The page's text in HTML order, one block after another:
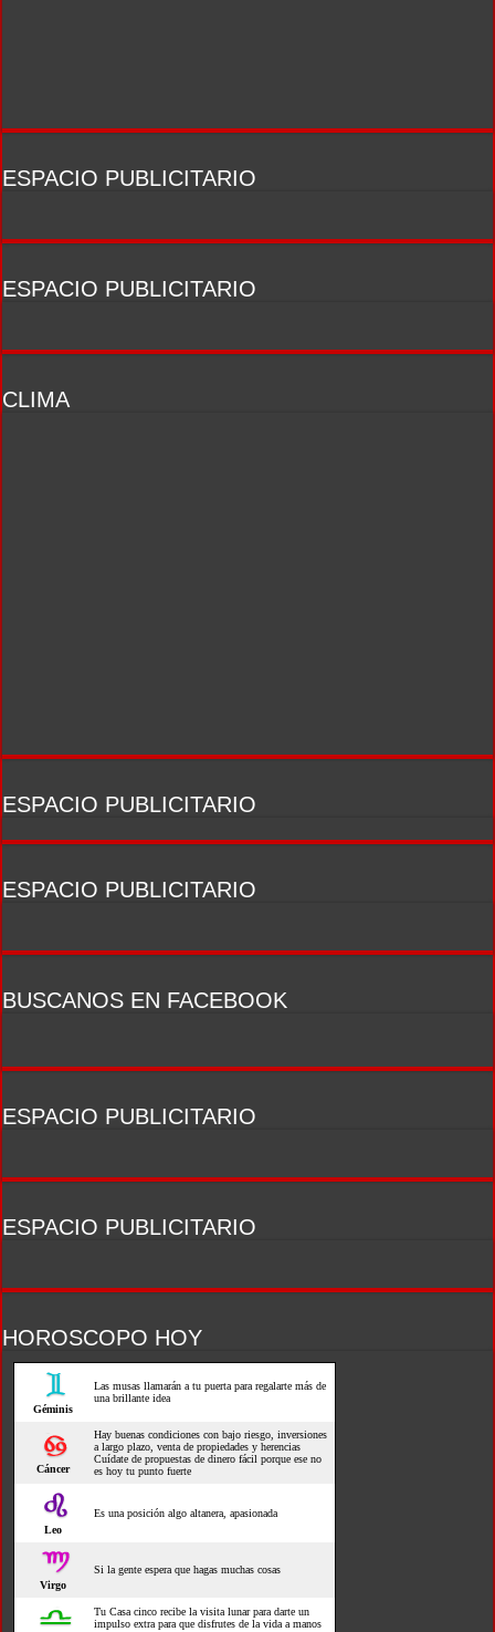
ESPACIO PUBLICITARIO
ESPACIO PUBLICITARIO
CLIMA
ESPACIO PUBLICITARIO
ESPACIO PUBLICITARIO
BUSCANOS EN FACEBOOK
ESPACIO PUBLICITARIO
ESPACIO PUBLICITARIO
HOROSCOPO HOY